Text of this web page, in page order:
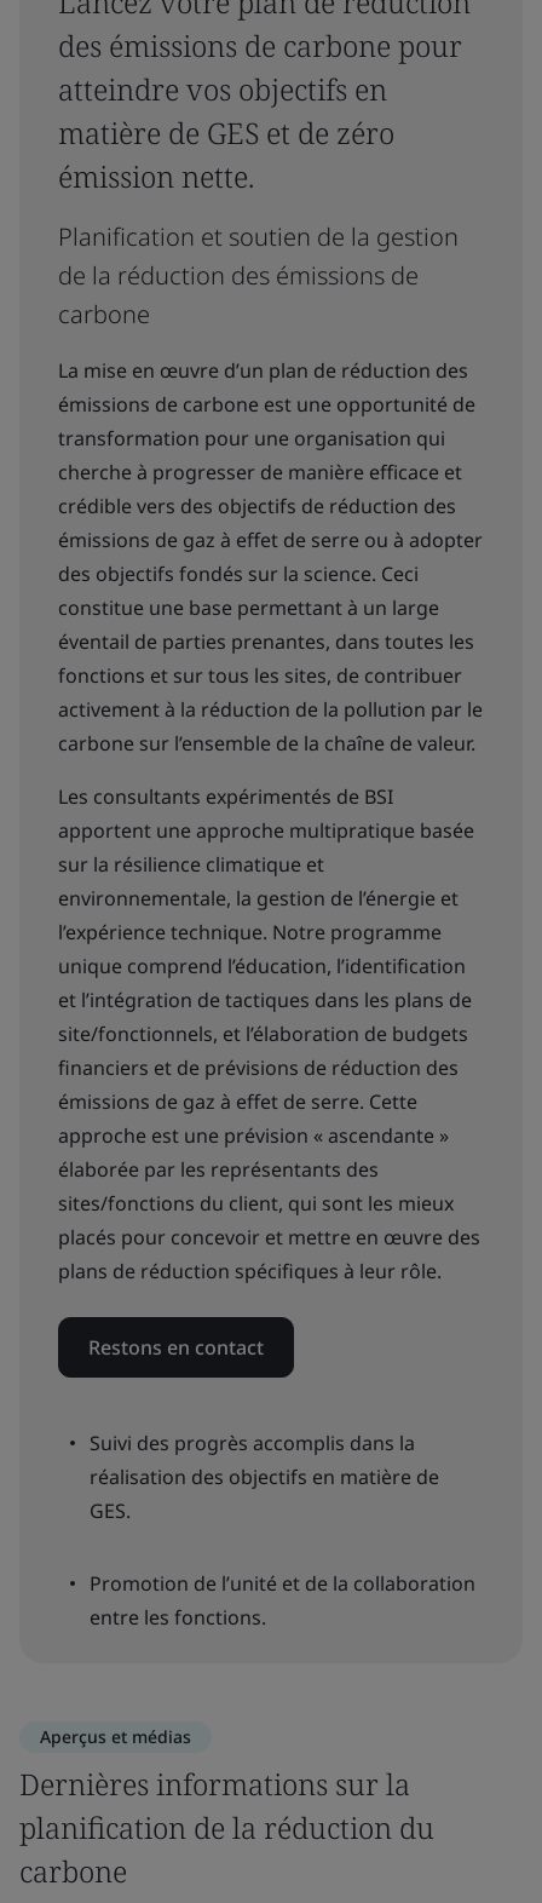
des émissions de carbone pour
atteindre vos objectifs en
matière de GES et de zéro
émission nette.
Planification et soutien de la gestion
de la réduction des émissions de
carbone
La mise en œuvre d’un plan de réduction des
émissions de carbone est une opportunité de
transformation pour une organisation qui
cherche à progresser de manière efficace et
crédible vers des objectifs de réduction des
émissions de gaz à effet de serre ou à adopter
des objectifs fondés sur la science. Ceci
constitue une base permettant à un large
éventail de parties prenantes, dans toutes les
fonctions et sur tous les sites, de contribuer
activement à la réduction de la pollution par le
carbone sur l’ensemble de la chaîne de valeur.
Les consultants expérimentés de BSI
apportent une approche multipratique basée
sur la résilience climatique et
environnementale, la gestion de l’énergie et
l’expérience technique. Notre programme
unique comprend l’éducation, l’identification
et l’intégration de tactiques dans les plans de
site/fonctionnels, et l’élaboration de budgets
financiers et de prévisions de réduction des
émissions de gaz à effet de serre. Cette
approche est une prévision « ascendante »
élaborée par les représentants des
sites/fonctions du client, qui sont les mieux
placés pour concevoir et mettre en œuvre des
plans de réduction spécifiques à leur rôle.
Restons en contact
Suivi des progrès accomplis dans la
réalisation des objectifs en matière de
GES.
Promotion de l’unité et de la collaboration
entre les fonctions.
Aperçus et médias
Dernières informations sur la
planification de la réduction du
carbone